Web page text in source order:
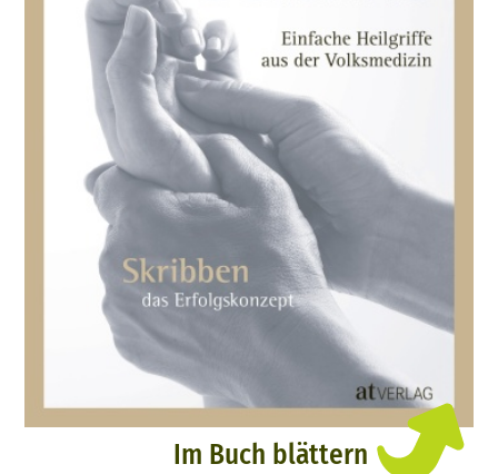
Im Buch blättern